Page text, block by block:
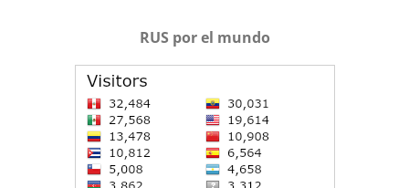
RUS por el mundo